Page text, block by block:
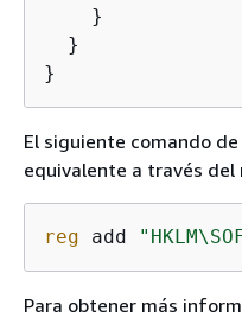
    }
  }
}
El siguiente comando
equivalente a través del
reg add
Para obtener más